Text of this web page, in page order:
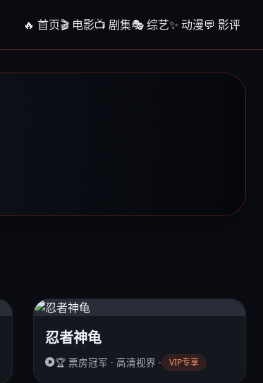
🔥 首页🎬 电影📺 剧集🎭 综艺✨ 动漫💬 影评
忍者神龟
🏆 票房冠军 · 高清视界 · VIP专享